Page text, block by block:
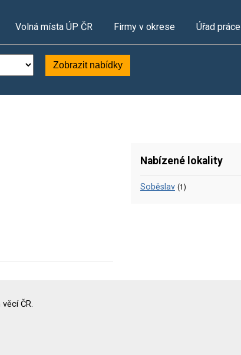
Volná místa ÚP ČR Firmy v okrese Úřad práce
Zobrazit nabídky
Nabízené lokality
Soběslav (1)
ČR.